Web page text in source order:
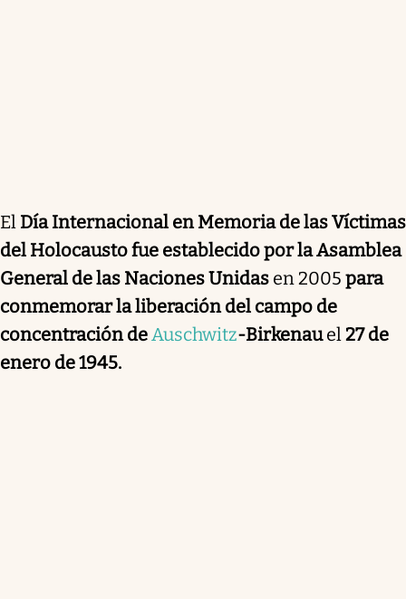
El Día Internacional en Memoria de las Víctimas
del Holocausto fue establecido por la Asamblea
General de las Naciones Unidas en 2005 para
conmemorar la liberación del campo de
concentración de Auschwitz-Birkenauel 27 de
enero de 1945.